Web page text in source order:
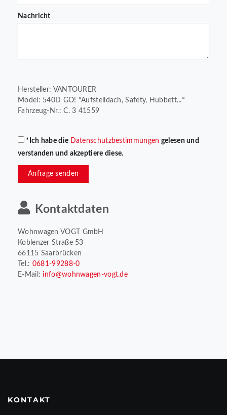
Nachricht
Hersteller: VANTOURER
Model: 540D GO! *Aufstelldach, Safety, Hubbett...*
Fahrzeug-Nr.: C. 3 41559
*Ich habe die Datenschutzbestimmungen gelesen und
verstanden und akzeptiere diese.
Anfrage senden
Kontaktdaten
Wohnwagen VOGT GmbH
Koblenzer Straße 53
66115 Saarbrücken
Tel.: 0681-99288-0
E-Mail: info@wohnwagen-vogt.de
KONTAKT